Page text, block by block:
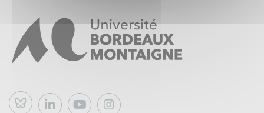
Bluesky